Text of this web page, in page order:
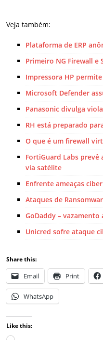
Veja também:
Plataforma de ERP
Primeiro NG Firewall e
Impressora HP
Microsoft Defender
Panasonic divulga
RH está preparado
O que é um firewall
FortiGuard Labs
via satélite
Enfrente ameaças
Ataques de
GoDaddy –
Unicred sofre ataque
Share this:
Email Print
WhatsApp
Like this: